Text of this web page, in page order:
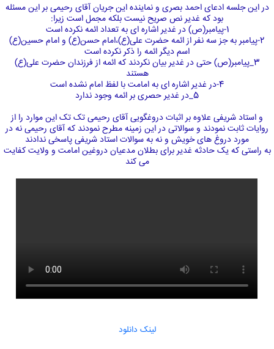
در این جلسه ادعای احمد بصری و نماینده این جریان آقای رحیمی بر این مسئله
بود که غدیر نص صریح نیست بلکه مجمل است زیرا:
1-پیامبر(ص) در غدیر اشاره ای به تعداد ائمه نکرده است
2-پیامبر به جز سه نفر از ائمه حضرت علی(ع)،امام حسن(ع) و امام حسین(ع)
اسم دیگر ائمه را ذکر نکرده است
3_پیامبر(ص) حتی در غدیر بیان نکردند که ائمه از فرزندان حضرت علی(ع)
هستند
4-در غدیر اشاره ای به امامت با لفظ امام نشده است
5_در غدیر حصری بر ائمه وجود ندارد
و استاد شریفی علاوه بر اثبات دروغگویی آقای رحیمی تک تک این موارد را از
روایات ثابت نمودند و سوالاتی در این زمینه مطرح نمودند که آقای رحیمی نه در
مورد دروغ های خویش و نه به سوالات استاد شریفی پاسخی ندادند
به راستی که یک حادثه غدیر برای بطلان مدعیان دروغین امامت و ولایت کفایت
می کند
لینک دانلود